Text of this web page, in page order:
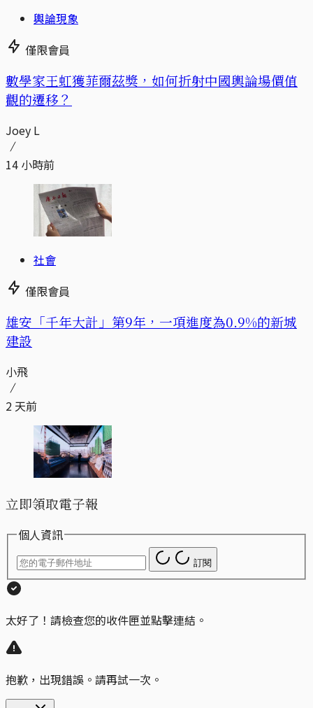
輿論現象
僅限會員
數學家王虹獲菲爾茲獎，如何折射中國輿論場價值
觀的遷移？
Joey L
14 小時前
社會
僅限會員
​​雄安「千年大計」第9年，一項進度為0.9%的新城
建設
小飛
2 天前
立即領取電子報
個人資訊
訂閱
太好了！請檢查您的收件匣並點擊連結。
抱歉，出現錯誤。請再試一次。